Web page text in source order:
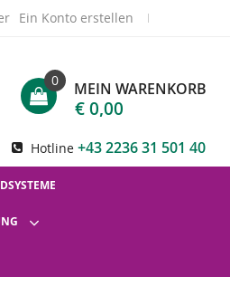
Ein Konto erstellen
MEIN WARENKORB
0
€ 0,00
Hotline +43 2236 31 501 40